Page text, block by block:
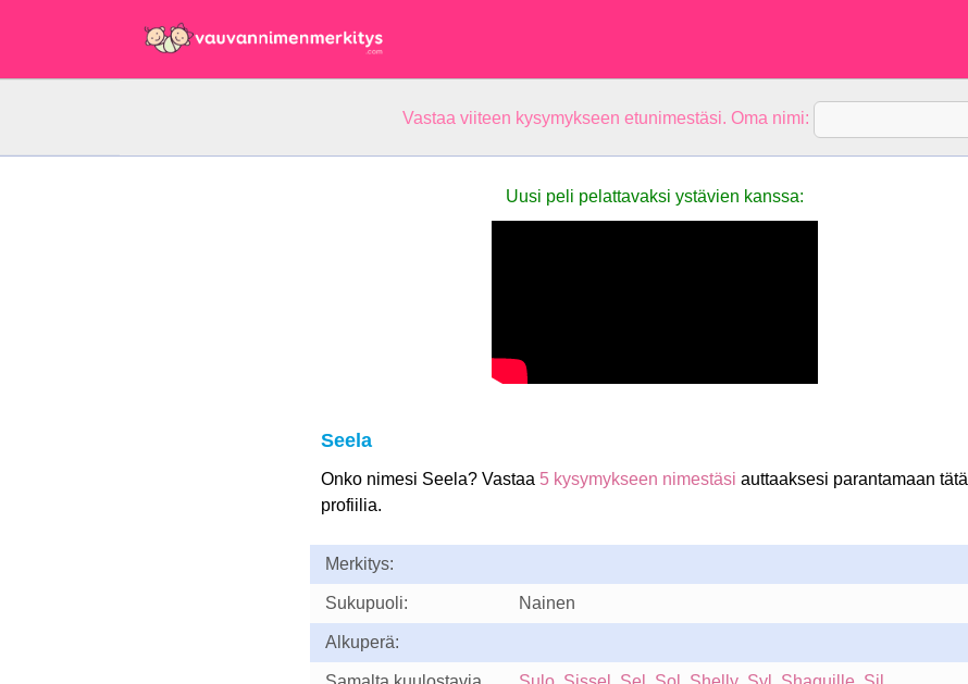
Vastaa viiteen kysymykseen etunimestäsi. Oma nimi:
Uusi peli pelattavaksi ystävien kanssa:
Seela
Onko nimesi Seela? Vastaa 5 kysymykseen nimestäsi auttaaksesi parantamaan tätä
profiilia.
Merkitys:
Sukupuoli: Nainen
Alkuperä: